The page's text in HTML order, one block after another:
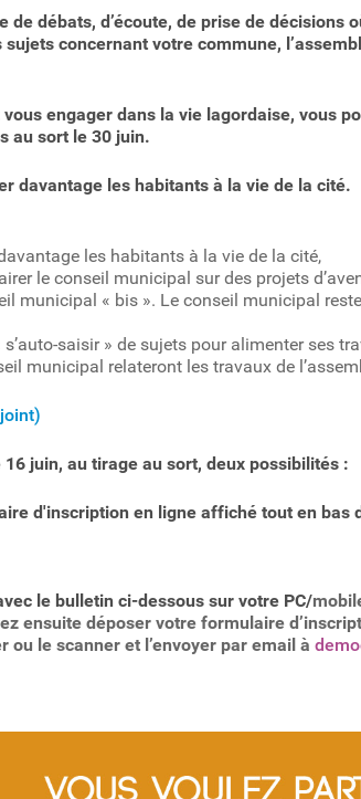
de débats, d’écoute, de prise de décisions
concernant votre commune,
engager dans la vie lagordaise, vous
au sort le 30 juin.
davantage les habitants à la vie de la cité.
les habitants à la vie de la cité,
le conseil municipal sur des projets
municipal « bis ». Le conseil municipal
s’auto-saisir » de sujets pour alimenter ses
municipal relateront les travaux de
juin, au tirage au sort, deux possibilités :
d'inscription en ligne affiché tout en bas
le bulletin ci-dessous sur votre PC/
ensuite déposer votre formulaire
ou le scanner et l’envoyer par email à